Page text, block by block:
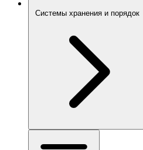
Системы хранения и порядок